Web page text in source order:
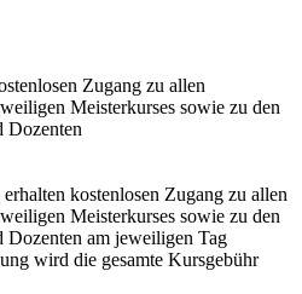
Zugang zu allen
Meisterkurses sowie zu den
Dozenten
kostenlosen Zugang zu allen
Meisterkurses sowie zu den
Dozenten am jeweiligen Tag
wird die gesamte Kursgebühr